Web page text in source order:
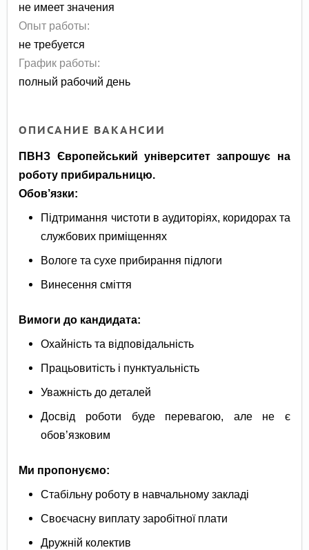
не имеет значения
Опыт работы:
не требуется
График работы:
полный рабочий день
ОПИСАНИЕ ВАКАНСИИ
ПВНЗ Європейський університет запрошує на
роботу прибиральницю.
Обов’язки:
Підтримання чистоти в аудиторіях, коридорах та
службових приміщеннях
Вологе та сухе прибирання підлоги
Винесення сміття
Вимоги до кандидата:
Охайність та відповідальність
Працьовитість і пунктуальність
Уважність до деталей
Досвід роботи буде перевагою, але не є
обов’язковим
Ми пропонуємо:
Стабільну роботу в навчальному закладі
Своєчасну виплату заробітної плати
Дружній колектив